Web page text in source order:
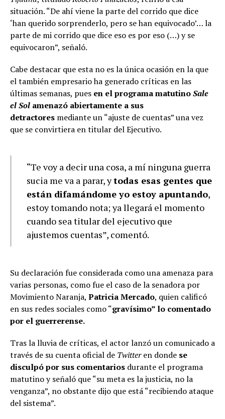
situación. “De ahí viene la parte del corrido que dice
‘han querido sorprenderlo, pero se han equivocado’… la
parte de mi corrido que dice eso es por eso (…) y se
equivocaron”, señaló.
Cabe destacar que esta no es la única ocasión en la que
el también empresario ha generado críticas en las
últimas semanas, pues en el programa matutinoSale
el Sol amenazó abiertamente a sus
detractores mediante un “ajuste de cuentas” una vez
que se convirtiera en titular del Ejecutivo.
“Te voy a decir una cosa, a mí ninguna guerra
sucia me va a parar, ytodas esas gentes que
están difamándome yo estoy apuntando,
estoy tomando nota; ya llegará el momento
cuando sea titular del ejecutivo que
ajustemos cuentas”, comentó.
Su declaración fue considerada como una amenaza para
varias personas, como fue el caso de la senadora por
Movimiento Naranja, Patricia Mercado, quien calificó
en sus redes sociales como “gravísimo” lo comentado
por el guerrerense.
Tras la lluvia de críticas, el actor lanzó un comunicado a
través de su cuenta oficial de Twitteren donde se
disculpó por sus comentarios durante el programa
matutino y señaló que “su meta es la justicia, no la
venganza”, no obstante dijo que está “recibiendo ataque
del sistema”.